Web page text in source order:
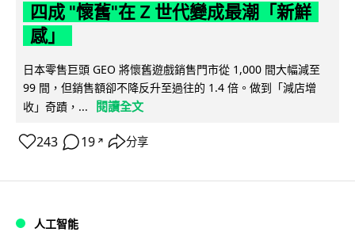
四成 "懷舊"在 Z 世代變成最潮「新鮮
感」
日本零售巨頭 GEO 將懷舊遊戲銷售門市從 1,000 間大幅減至
99 間，但銷售額卻不降反升至過往的 1.4 倍。做到「減店增
收」奇蹟，...
閱讀全文
243 19 ↗ 分享
人工智能